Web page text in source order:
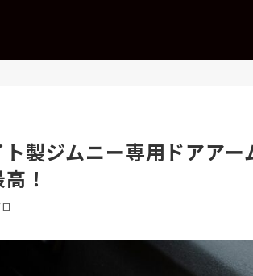
ト製ジムニー専用ドアア
！